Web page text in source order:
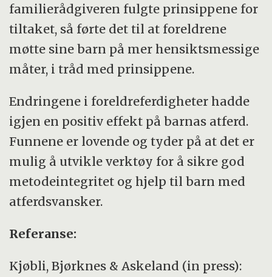
familierådgiveren fulgte prinsippene for
tiltaket, så førte det til at foreldrene
møtte sine barn på mer hensiktsmessige
måter, i tråd med prinsippene.
Endringene i foreldreferdigheter hadde
igjen en positiv effekt på barnas atferd.
Funnene er lovende og tyder på at det er
mulig å utvikle verktøy for å sikre god
metodeintegritet og hjelp til barn med
atferdsvansker.
Referanse:
Kjøbli, Bjørknes & Askeland (in press):